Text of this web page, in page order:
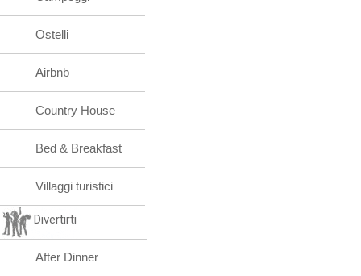
Ostelli
Airbnb
Country House
Bed & Breakfast
Villaggi turistici
Divertirti
After Dinner